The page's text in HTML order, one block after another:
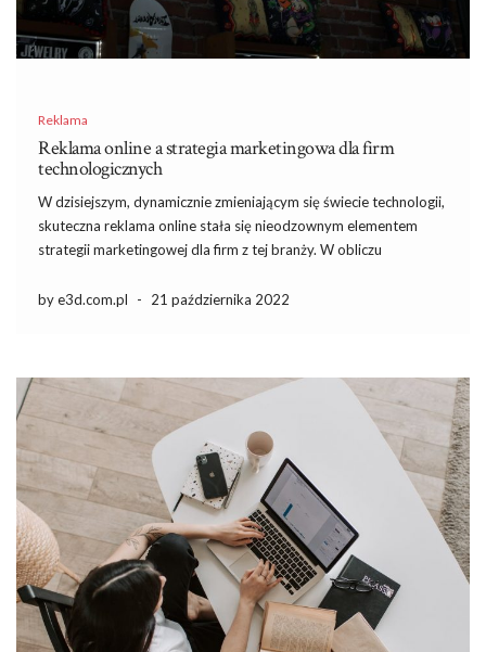
Reklama
Reklama online a strategia marketingowa dla firm
technologicznych
W dzisiejszym, dynamicznie zmieniającym się świecie technologii,
skuteczna reklama online stała się nieodzownym elementem
strategii marketingowej dla firm z tej branży. W obliczu
odbiorców przy użyciu precyzyjnych narzędzi reklamowych
by e3d.com.pl - 21 października 2022